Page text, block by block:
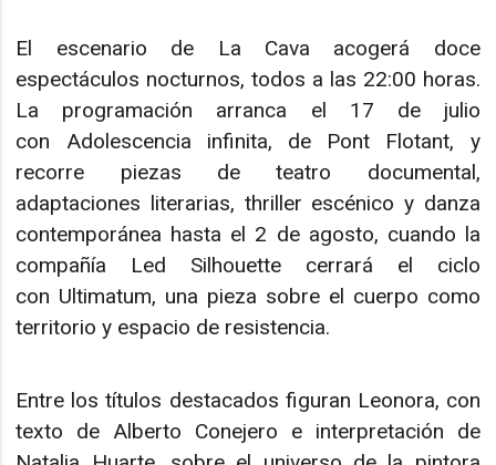
El escenario de La Cava acogerá doce
espectáculos nocturnos, todos a las 22:00 horas.
La programación arranca el 17 de julio
con Adolescencia infinita, de Pont Flotant, y
recorre piezas de teatro documental,
adaptaciones literarias, thriller escénico y danza
contemporánea hasta el 2 de agosto, cuando la
compañía Led Silhouette cerrará el ciclo
con Ultimatum, una pieza sobre el cuerpo como
territorio y espacio de resistencia.
Entre los títulos destacados figuran Leonora, con
texto de Alberto Conejero e interpretación de